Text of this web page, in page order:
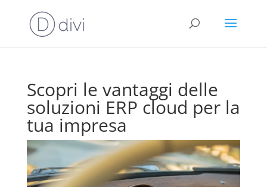
Scopri le vantaggi delle
soluzioni ERP cloud per la
tua impresa